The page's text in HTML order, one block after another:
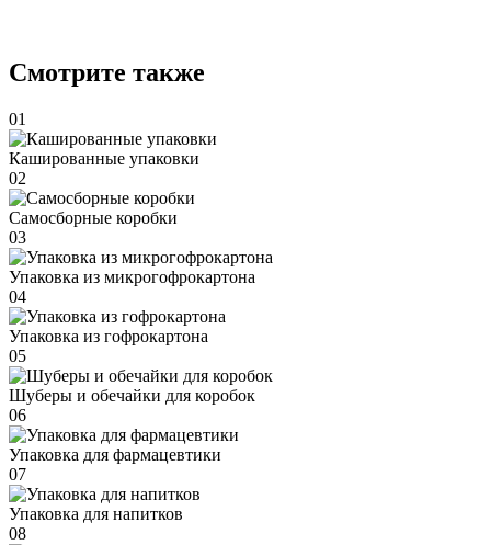
Смотрите также
01
Кашированные упаковки
02
Самосборные коробки
03
Упаковка из микрогофрокартона
04
Упаковка из гофрокартона
05
Шуберы и обечайки для коробок
06
Упаковка для фармацевтики
07
Упаковка для напитков
08